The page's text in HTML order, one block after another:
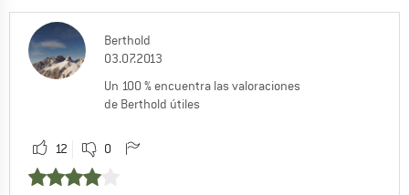
Berthold
03.07.2013
Un 100 % encuentra las valoraciones
de Berthold útiles
12 0